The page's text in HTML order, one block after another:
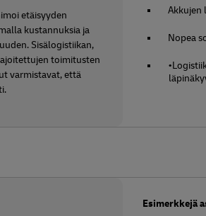
etäisyyden
kustannuksia ja
Sisälogistiikan,
toimitusten
varmistavat, että
Akkujen
Nopea
Esimerkkejä